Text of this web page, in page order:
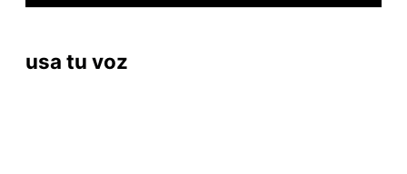
Powered by
usa tu voz